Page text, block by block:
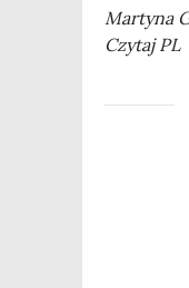
Mar­ty­na
Czy­taj PL